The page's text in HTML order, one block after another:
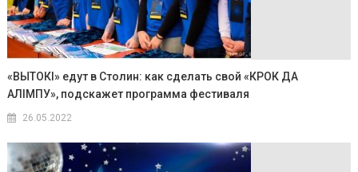
«ВЫТОКI» едут в Столин: как сделать свой «КРОК ДА
АЛIМПУ», подскажет программа фестиваля
26.05.2022